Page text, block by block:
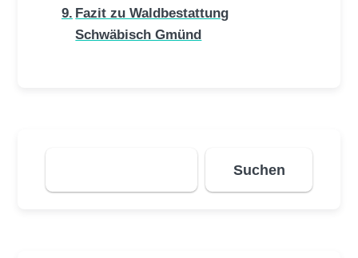
Fazit zu Waldbestattung
Schwäbisch Gmünd
Suchen
Suchen